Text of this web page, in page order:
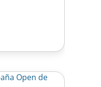
del 2013
Barcelona.
equip en
inscrits i…